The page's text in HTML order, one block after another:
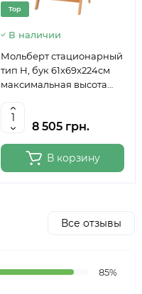
Top
В наличии
Мольберт стационарный
тип Н, бук 61x69x224см
максимальная высота
6059
8 505 грн.
В корзину
Все отзывы
85%